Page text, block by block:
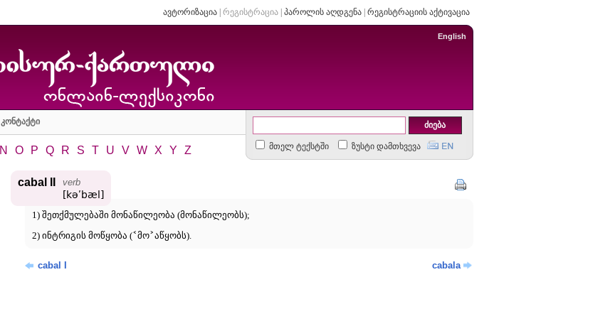
ავტორიზაცია| რეგისტრაცია| პაროლის აღდგენა| რეგისტრაციის აქტივაცია
English
კონტაქტი
მთელ ტექსტში ზუსტი დამთხვევა
N O P Q R S T U V W X Y Z
cabal II verb
[kəʹbæl]
1) შეთქმულებაში მონაწილეობა (მონაწილეობს);
2) ინტრიგის მოწყობა (˂მო˃აწყობს).
cabal I cabala